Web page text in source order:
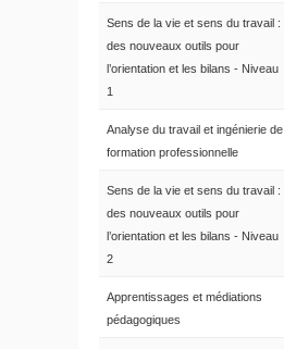
Sens de la vie et sens du travail :
des nouveaux outils pour
l’orientation et les bilans - Niveau
1
Analyse du travail et ingénierie de
formation professionnelle
Sens de la vie et sens du travail :
des nouveaux outils pour
l’orientation et les bilans - Niveau
2
Apprentissages et médiations
pédagogiques